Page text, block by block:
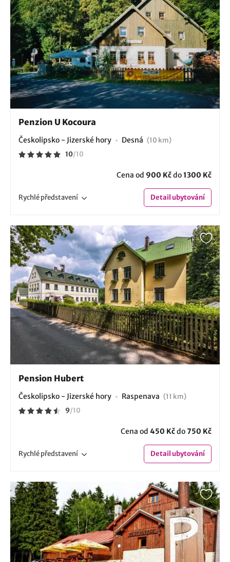
Penzion U Kocoura
Českolipsko - Jizerské hory Desná (10 km)
10/10
Cena od 900 Kčdo1300 Kč
Rychlépředstavení Detailubytování
Pension Hubert
Českolipsko - Jizerské hory Raspenava (11 km)
9/10
Cena od 450 Kčdo750 Kč
Rychlépředstavení Detailubytování